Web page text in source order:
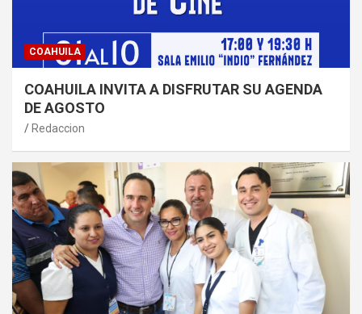
COAHUILA
COAHUILA INVITA A DISFRUTAR SU AGENDA
DE AGOSTO
Redaccion